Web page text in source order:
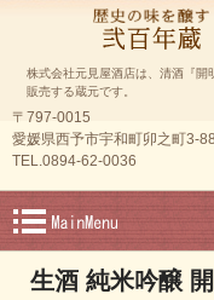
株式会社元見屋酒店は、清酒『開
販売する蔵元です。
〒797-0015
愛媛県西予市宇和町卯之町3-88
TEL.0894-62-0036
生酒 純米吟醸